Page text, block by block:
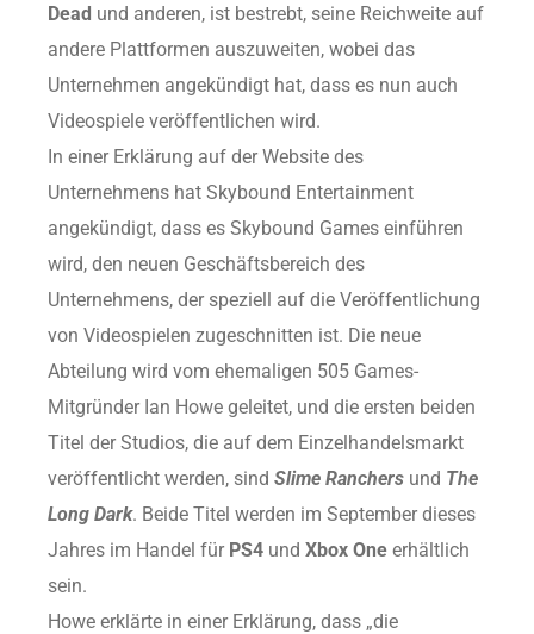
Dead und anderen, ist bestrebt, seine Reichweite auf
andere Plattformen auszuweiten, wobei das
Unternehmen angekündigt hat, dass es nun auch
Videospiele veröffentlichen wird.
In einer Erklärung auf der Website des
Unternehmens hat Skybound Entertainment
angekündigt, dass es Skybound Games einführen
wird, den neuen Geschäftsbereich des
Unternehmens, der speziell auf die Veröffentlichung
von Videospielen zugeschnitten ist. Die neue
Abteilung wird vom ehemaligen 505 Games-
Mitgründer Ian Howe geleitet, und die ersten beiden
Titel der Studios, die auf dem Einzelhandelsmarkt
veröffentlicht werden, sind Slime Ranchers und The
Long Dark. Beide Titel werden im September dieses
Jahres im Handel für PS4 und Xbox One erhältlich
sein.
Howe erklärte in einer Erklärung, dass „die